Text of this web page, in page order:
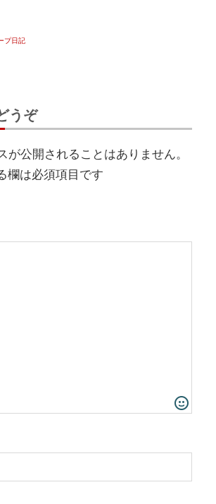
プ日記
うぞ
が公開されることはありません。
欄は必須項目です